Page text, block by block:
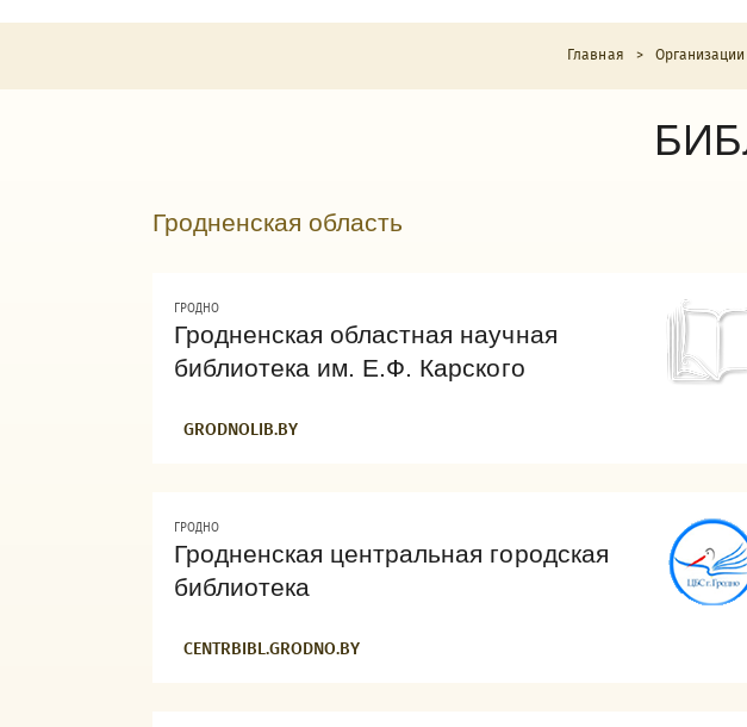
Главная > Организации
Гродненская область
ГРОДНО
Гродненская областная научная
библиотека им. Е.Ф. Карского
GRODNOLIB.BY
ГРОДНО
Гродненская центральная городская
библиотека
CENTRBIBL.GRODNO.BY